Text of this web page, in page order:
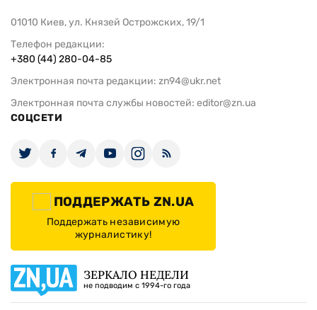
01010 Киев, ул. Князей Острожских, 19/1
Телефон редакции:
+380 (44) 280-04-85
Электронная почта редакции: zn94@ukr.net
Электронная почта службы новостей: editor@zn.ua
СОЦСЕТИ
ПОДДЕРЖАТЬ ZN.UA
Поддержать независимую
журналистику!
ЗЕРКАЛО НЕДЕЛИ
не подводим с 1994-го года